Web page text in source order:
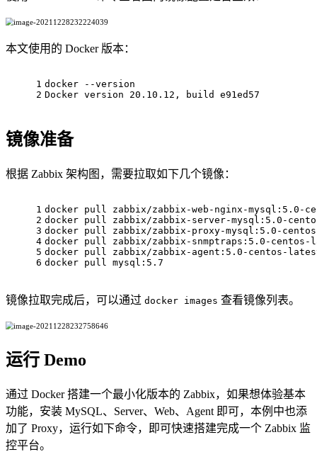
本文使用的 Docker 版本：
1
2
docker --version
Docker version 20.10.12, build e91ed57
镜像准备
根据 Zabbix 架构图，需要拉取如下几个镜像：
1
2
3
4
5
6
docker pull zabbix/zabbix-web-nginx-mysql:5.0-
docker pull zabbix/zabbix-server-mysql:5.0-
docker pull zabbix/zabbix-proxy-mysql:5.0-
docker pull zabbix/zabbix-snmptraps:5.0-centos-
docker pull zabbix/zabbix-agent:5.0-centos-
docker pull mysql:5.7
镜像拉取完成后，可以通过 docker images 查看镜像列表。
运行 Demo
通过 Docker 搭建一个最小化版本的 Zabbix，如果想体验基本
功能，安装 MySQL、Server、Web、Agent 即可，本例中也添
加了 Proxy，运行如下命令，即可快速搭建完成一个 Zabbix 监
控平台。